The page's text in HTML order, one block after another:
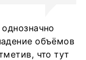
объёмов
что тут